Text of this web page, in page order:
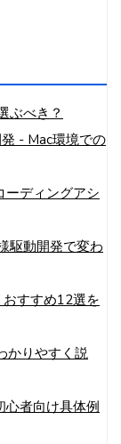
ぶべき？
- Mac環境での
ーディングアシ
駆動開発で変わ
おすすめ12選を
かりやすく説
心者向け具体例